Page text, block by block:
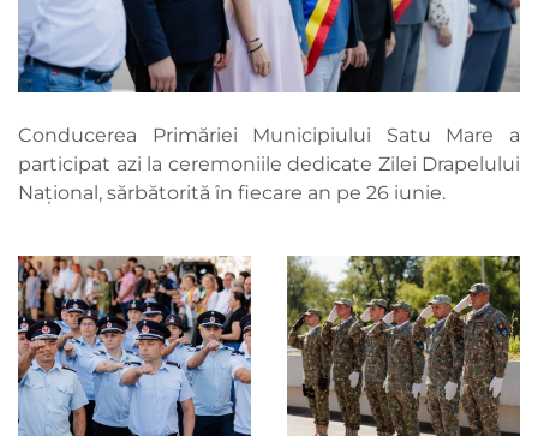
Conducerea Primăriei Municipiului Satu Mare a
participat azi la ceremoniile dedicate Zilei Drapelului
Național, sărbătorită în fiecare an pe 26 iunie.